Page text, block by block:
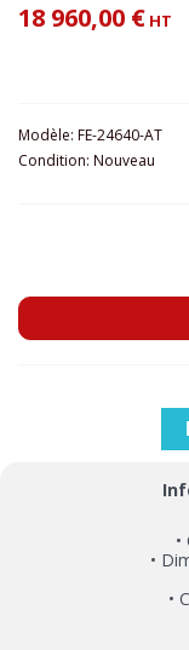
18 960,00 € HT
Modèle: FE-24640-AT
Condition: Nouveau
•
•